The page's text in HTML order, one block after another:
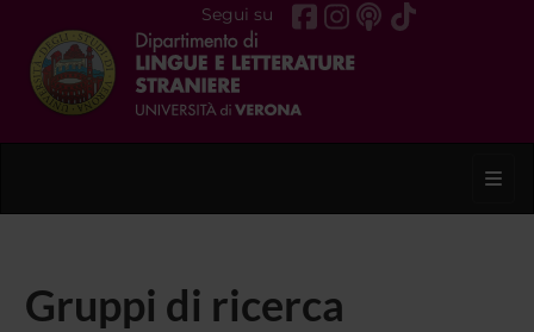
Segui su
Gruppi di ricerca